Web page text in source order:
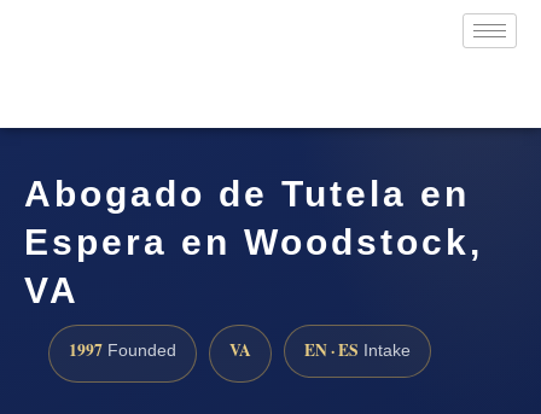
Abogado de Tutela en
Espera en Woodstock,
VA
1997 Founded VA EN · ES Intake